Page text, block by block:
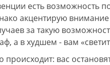
есть возможность
акцентирую
за такую
а в худшем - вам
происходит: вас